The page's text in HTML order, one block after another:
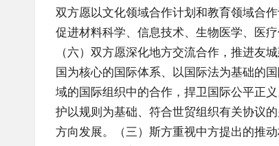
双方愿以文化领域合作计划和教育领域合
促进材料科学、信息技术、生物医学、医
（六）双方愿深化地方交流合作，推进友
国为核心的国际体系、以国际法为基础的
域的国际组织中的合作，捍卫国际公平正
护以规则为基础、符合世贸组织有关协议
方向发展。（三）斯方重视中方提出的推